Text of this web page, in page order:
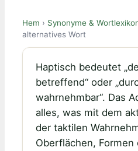
Hem › Synonyme &
alternatives Wort
Haptisch bedeutet
betreffend“ oder
wahrnehmbar“. Das
alles, was mit dem
der taktilen
Oberflächen,